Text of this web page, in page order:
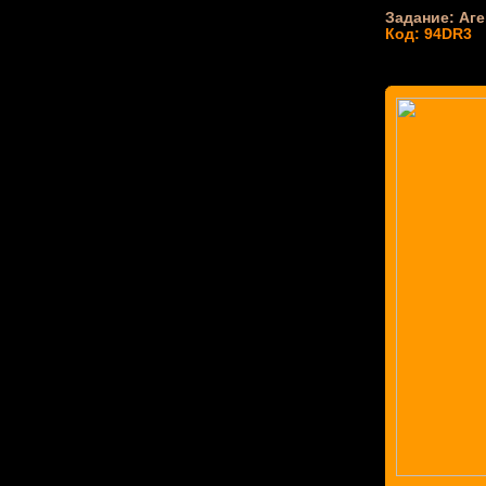
Задание:
Код: 94DR3